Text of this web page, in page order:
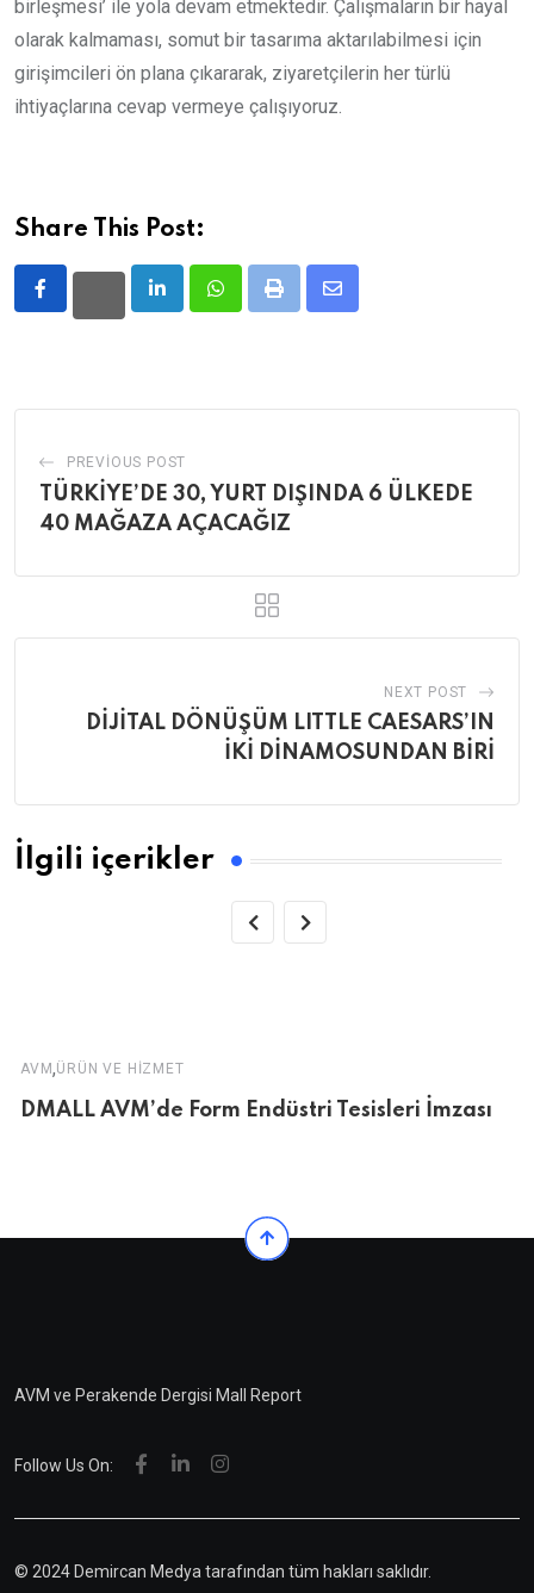
birleşmesi’ ile yola devam etmektedir. Çalışmaların bir hayal
olarak kalmaması, somut bir tasarıma aktarılabilmesi için
girişimcileri ön plana çıkararak, ziyaretçilerin her türlü
ihtiyaçlarına cevap vermeye çalışıyoruz.
Share This Post:
LinkedInWhatsappPrint
Share
PREVIOUS POST
TÜRKİYE’DE 30, YURT DIŞINDA 6 ÜLKEDE
40 MAĞAZA AÇACAĞIZ
NEXT POST
DİJİTAL DÖNÜŞÜM LITTLE CAESARS’IN
İKİ DİNAMOSUNDAN BİRİ
İlgili içerikler
AVM,ÜRÜN VE HIZMET
DMALL AVM’de Form Endüstri Tesisleri İmzası
AVM ve Perakende Dergisi Mall Report
Follow Us On:
© 2024 Demircan Medya tarafından tüm hakları saklıdır.